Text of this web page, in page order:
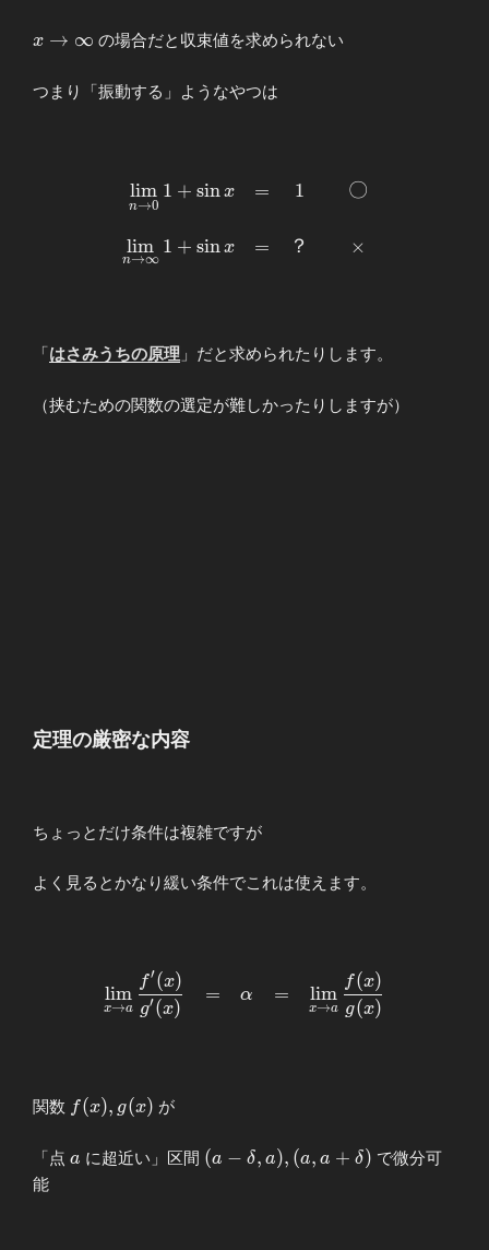
\frac{1+\sin
x}{1}
\end{array}
x→\infty
x → ∞ の場合だと収束値を求められない
つまり「振動する」ようなやつは
\begin{array}
{rlccccclllll}
\displaystyle
\displaystyle
\\ \\
\lim_{n\to
\infty}
n→0
lim 1 + sinx
n→∞
lim 1 + sinx
=
=
1
？
〇
×
「はさみうちの原理 」だと求められたりします。
（挟むための関数の選定が難しかったりしますが）
定理の厳密な内容
ちょっとだけ条件は複雑ですが
よく見るとかなり緩い条件でこれは使えます。
\begin{array}{llllll}
\displaystyle \lim_{x\to
\lim_{x\to a}\frac{f(x)}
{g(x)} \end{array}
x→a
lim
g′(x)
f′(x)
= α =
x→a
lim
g(x)
f(x)
関数 f(x),g(x)
f(x), g(x) が
「点 a
a に超近い」区間 (a-δ,a),
(a − δ, a), (a, a + δ) で微分可
能